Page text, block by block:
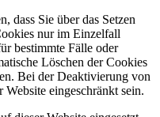
dass Sie über das Setzen
nur im Einzelfall
bestimmte Fälle oder
Löschen der Cookies
Bei der Deaktivierung von
eingeschränkt sein.